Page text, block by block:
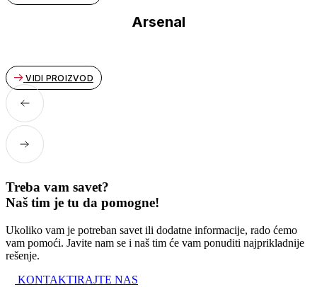
Arsenal
VIDI PROIZVOD
Treba vam savet?
Naš tim je tu da pomogne!
Ukoliko vam je potreban savet ili dodatne informacije, rado ćemo
vam pomoći. Javite nam se i naš tim će vam ponuditi najprikladnije
rešenje.
KONTAKTIRAJTE NAS